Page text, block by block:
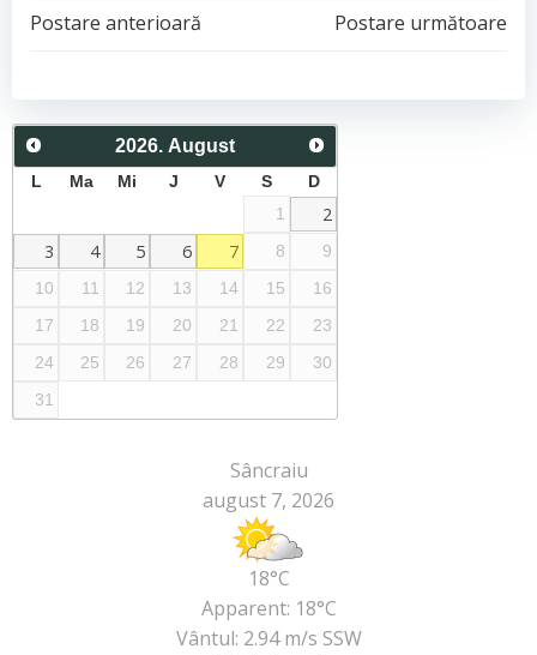
Post
navigation
Postare anterioară
Post
navigation
Postare următoare
2026. August
L Ma Mi J V S
D
1
2
3
4 5 6 7 8
9
10
11 12 13 14 15
16
17
18 19 20 21 22
23
24
25 26 27 28 29
30
31
Sâncraiu
august 7, 2026
18°C
Apparent: 18°C
Vântul: 2.94 m/s SSW